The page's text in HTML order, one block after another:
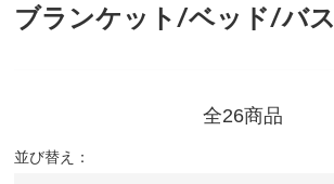
ブランケット/ベッド/バス
全26商品
並び替え：